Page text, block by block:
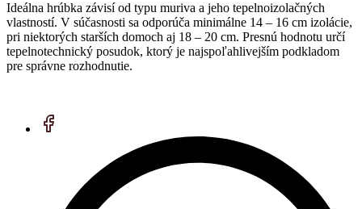
Ideálna hrúbka závisí od typu muriva a jeho tepelnoizolačných
vlastností. V súčasnosti sa odporúča minimálne 14 – 16 cm izolácie,
pri niektorých starších domoch aj 18 – 20 cm. Presnú hodnotu určí
tepelnotechnický posudok, ktorý je najspoľahlivejším podkladom
pre správne rozhodnutie.